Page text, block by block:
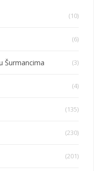
(10)
(6)
Šurmancima (3)
(4)
(135)
(230)
(201)